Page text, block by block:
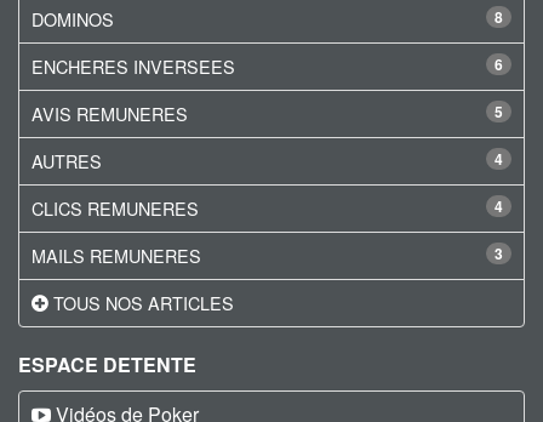
8
DOMINOS
6
ENCHERES INVERSEES
5
AVIS REMUNERES
4
AUTRES
4
CLICS REMUNERES
3
MAILS REMUNERES
TOUS NOS ARTICLES
ESPACE DETENTE
Vidéos de Poker